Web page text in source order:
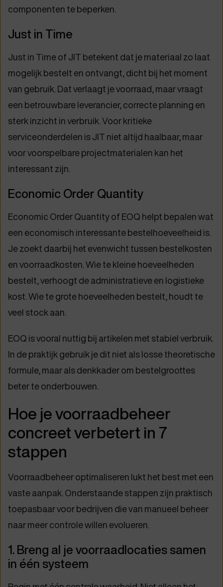
componenten te beperken.
Just in Time
Just in Time of JIT betekent dat je materiaal zo laat
mogelijk bestelt en ontvangt, dicht bij het moment
van gebruik. Dat verlaagt je voorraad, maar vraagt
een betrouwbare leverancier, correcte planning en
sterk inzicht in verbruik. Voor kritieke
serviceonderdelen is JIT niet altijd haalbaar, maar
voor voorspelbare projectmaterialen kan het
interessant zijn.
Economic Order Quantity
Economic Order Quantity of EOQ helpt bepalen wat
een economisch interessante bestelhoeveelheid is.
Je zoekt daarbij het evenwicht tussen bestelkosten
en voorraadkosten. Wie te kleine hoeveelheden
bestelt, verhoogt de administratieve en logistieke
kost. Wie te grote hoeveelheden bestelt, houdt te
veel stock aan.
EOQ is vooral nuttig bij artikelen met stabiel verbruik.
In de praktijk gebruik je dit niet als losse theoretische
formule, maar als denkkader om bestelgroottes
beter te onderbouwen.
Hoe je voorraadbeheer
concreet verbetert in 7
stappen
Voorraadbeheer optimaliseren lukt het best met een
vaste aanpak. Onderstaande stappen zijn praktisch
toepasbaar voor bedrijven die van manueel beheer
naar meer controle willen evolueren.
1. Breng al je voorraadlocaties samen
in één systeem